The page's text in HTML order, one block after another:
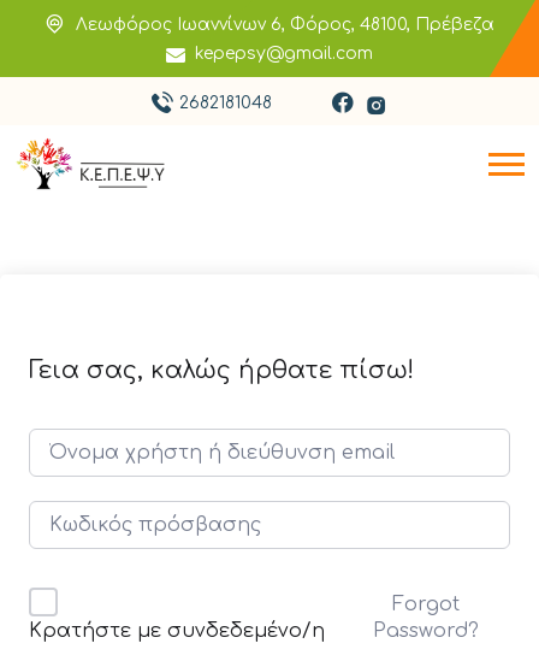
Λεωφόρος Ιωαννίνων 6, Φόρος, 48100, Πρέβεζα
kepepsy@gmail.com
2682181048
Γεια σας, καλώς ήρθατε πίσω!
Κρατήστε με συνδεδεμένο/η
Forgot
Password?